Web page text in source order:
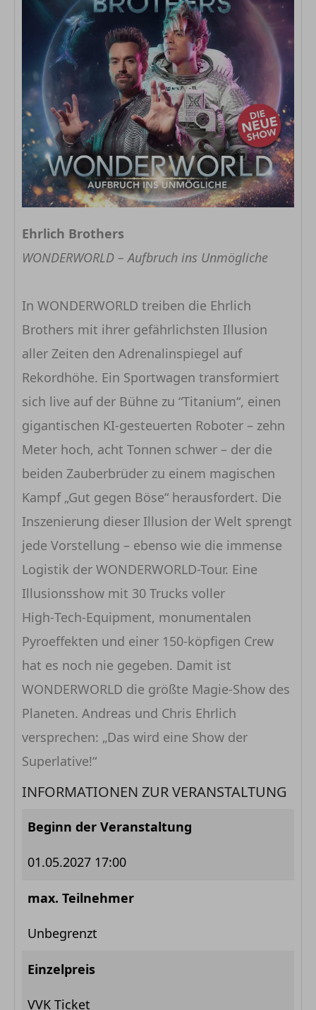
Ehrlich Brothers
WONDERWORLD – Aufbruch ins Unmögliche
In WONDERWORLD treiben die Ehrlich
Brothers mit ihrer gefährlichsten Illusion
aller Zeiten den Adrenalinspiegel auf
Rekordhöhe. Ein Sportwagen transformiert
sich live auf der Bühne zu “Titanium“, einen
gigantischen KI-gesteuerten Roboter – zehn
Meter hoch, acht Tonnen schwer – der die
beiden Zauberbrüder zu einem magischen
Kampf „Gut gegen Böse“ herausfordert. Die
Inszenierung dieser Illusion der Welt sprengt
jede Vorstellung – ebenso wie die immense
Logistik der WONDERWORLD-Tour. Eine
Illusionsshow mit 30 Trucks voller
High‑Tech‑Equipment, monumentalen
Pyroeffekten und einer 150‑köpfigen Crew
hat es noch nie gegeben. Damit ist
WONDERWORLD die größte Magie‑Show des
Planeten. Andreas und Chris Ehrlich
versprechen: „Das wird eine Show der
Superlative!“
INFORMATIONEN ZUR VERANSTALTUNG
Beginn der Veranstaltung
01.05.2027 17:00
max. Teilnehmer
Unbegrenzt
Einzelpreis
VVK Ticket